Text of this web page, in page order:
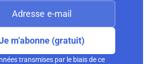
m'abonne (gratuit)
transmises par le biais de ce